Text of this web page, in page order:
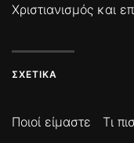
Χριστιανισμός και
ΣΧΕΤΙΚΆ
Ποιοί είμαστε Τι